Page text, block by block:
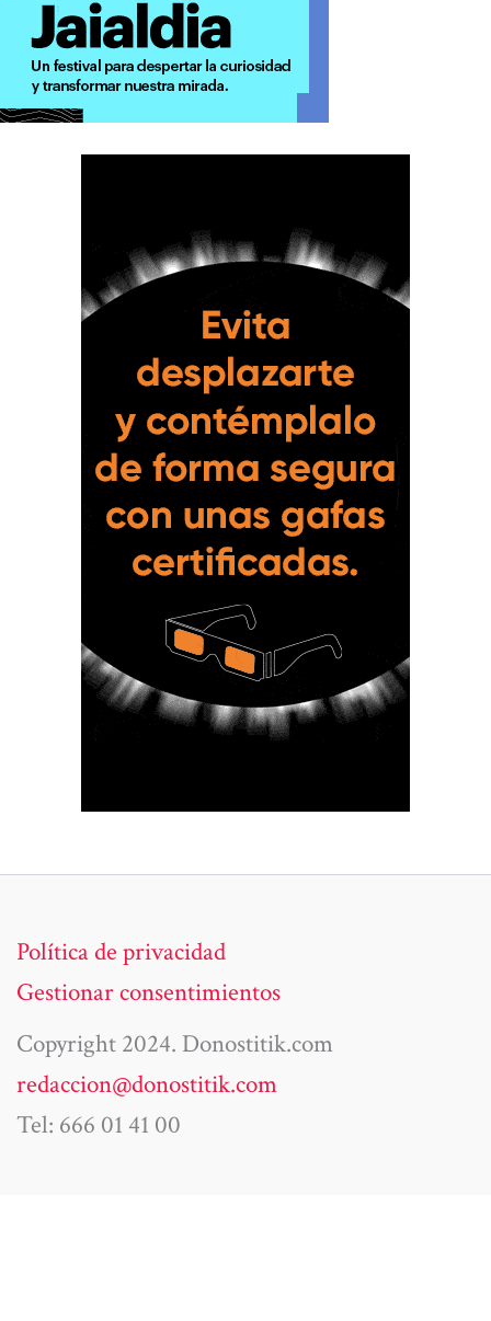
Política de privacidad
Gestionar consentimientos
Copyright 2024. Donostitik.com
redaccion@donostitik.com
Tel: 666 01 41 00